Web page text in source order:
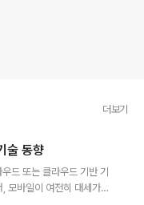
더보기
술 동향
또는 클라우드 기반 기
모바일이 여전히 대세가